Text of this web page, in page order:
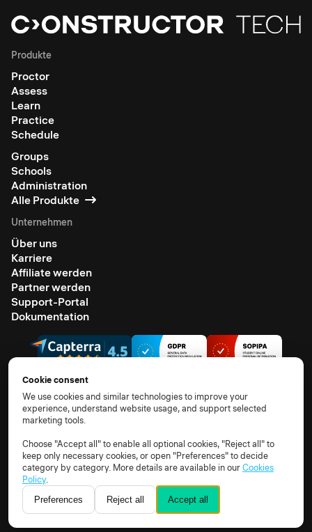
Produkte
Proctor
Assess
Learn
Practice
Schedule
Groups
Schools
Administration
Alle Produkte
Unternehmen
Über uns
Karriere
Affiliate werden
Partner werden
Support-Portal
Dokumentation
© 2026 Alle Rechte vorbehalten.
UnterauftragsverarbeiterCookie-Richtlinie
Cookie-Einstellungen
Cookie consent
We use cookies and similar technologies to improve your
experience, understand website usage, and support selected
marketing tools.
Choose "Accept all" to enable all optional cookies, "Reject all" to
keep only necessary cookies, or open "Preferences" to decide
category by category. More details are available in ourCookies
Policy.
Preferences Reject all Accept all